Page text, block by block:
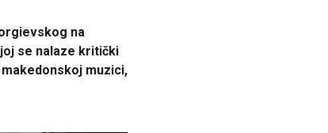
na
se nalaze kritički
muzici,